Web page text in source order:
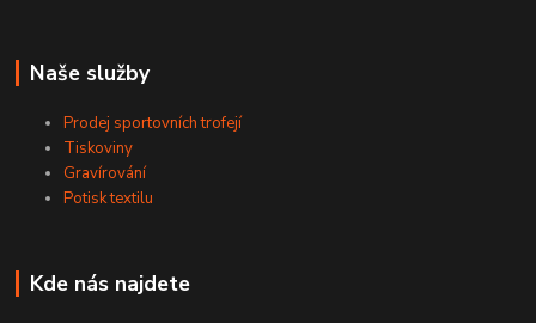
Naše služby
Prodej sportovních trofejí
Tiskoviny
Gravírování
Potisk textilu
Kde nás najdete